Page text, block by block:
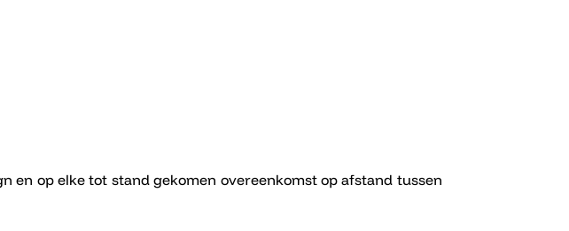
en op elke tot stand gekomen overeenkomst op afstand tussen